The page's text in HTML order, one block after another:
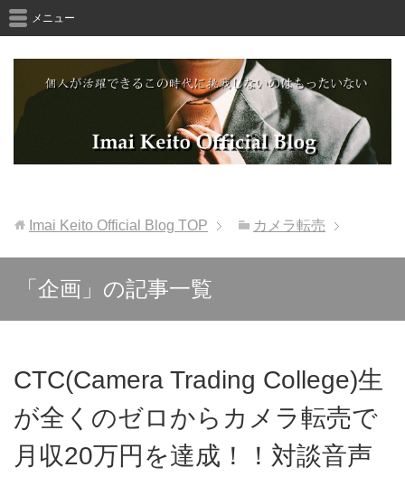
メニュー
Imai Keito Official Blog TOP カメラ転売
「企画」の記事一覧
CTC(Camera Trading College)生
が全くのゼロからカメラ転売で
月収20万円を達成！！対談音声